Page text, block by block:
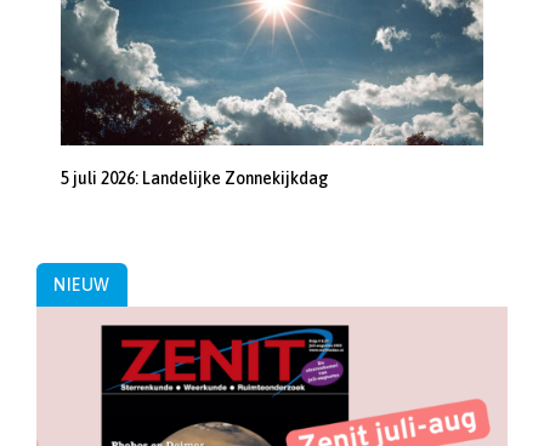
5 juli 2026: Landelijke Zonnekijkdag
NIEUW